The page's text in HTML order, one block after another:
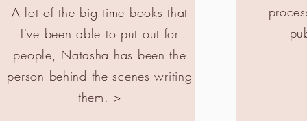
A lot of the big time books that
I've been able to put out for
people, Natasha has been the
person behind the scenes writing
them. >